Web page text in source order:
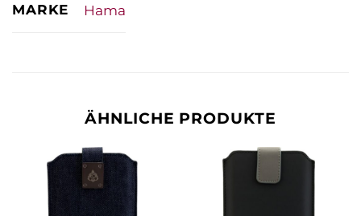
MARKE Hama
ÄHNLICHE PRODUKTE